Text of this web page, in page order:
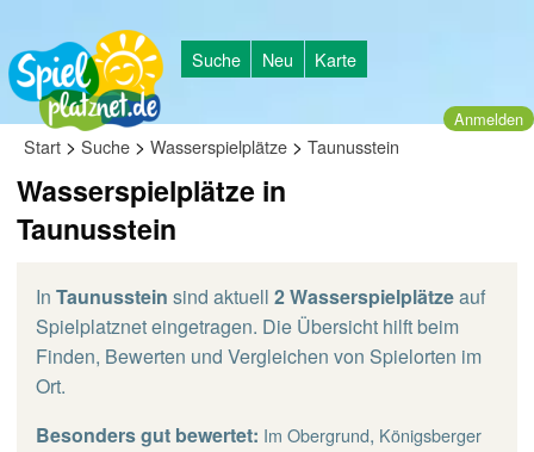
Suche Neu Karte
Anmelden
Start > Suche > Wasserspielplätze > Taunusstein
Wasserspielplätze in
Taunusstein
In Taunusstein sind aktuell 2 Wasserspielplätzeauf
Spielplatznet eingetragen. Die Übersicht hilft beim
Finden, Bewerten und Vergleichen von Spielorten im
Ort.
Besonders gut bewertet: Im Obergrund, Königsberger